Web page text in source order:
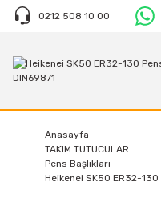
0212 508 10 00
Anasayfa
TAKIM TUTUCULAR
Pens Başlıkları
Heikenei SK50 ER32-130